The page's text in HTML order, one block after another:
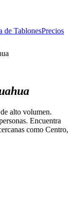
de TablonesPrecios
alto volumen.
Encuentra
como Centro,